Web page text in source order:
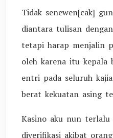
Tidak senewen[cak]
diantara tulisan
tetapi harap menjalin
oleh karena itu kepala
entri pada seluruh
berat kekuatan asing
Kasino aku nun terlalu
diverifikasi akibat